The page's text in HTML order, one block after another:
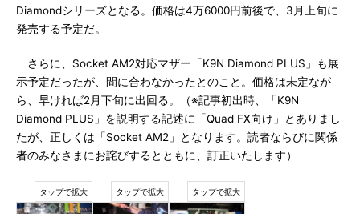
Diamondシリーズとなる。価格は4万6000円前後で、3月上旬に
発売する予定だ。
さらに、Socket AM2対応マザー「K9N Diamond PLUS」も展
示予定だったが、間に合わなかったとのこと。価格は未定なが
ら、早ければ2月下旬に出回る。（※記事初出時、「K9N
Diamond PLUS」を説明する記述に「Quad FX向け」とありまし
たが、正しくは「Socket AM2」となります。読者ならびに関係
者のみなさまにお詫びするとともに、訂正いたします）